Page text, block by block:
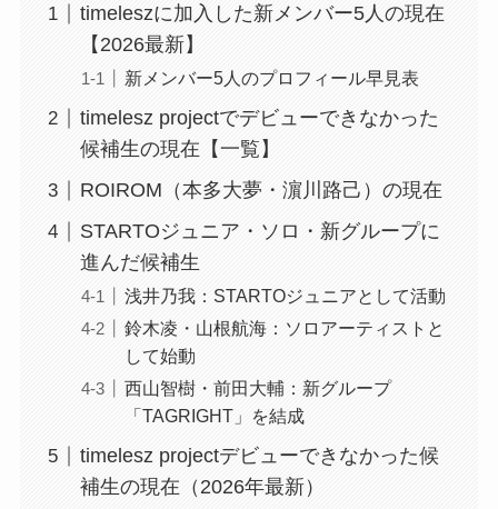
timeleszに加入した新メンバー5人の現在
【2026最新】
新メンバー5人のプロフィール早見表
timelesz projectでデビューできなかった
候補生の現在【一覧】
ROIROM（本多大夢・濵川路己）の現在
STARTOジュニア・ソロ・新グループに
進んだ候補生
浅井乃我：STARTOジュニアとして活動
鈴木凌・山根航海：ソロアーティストと
して始動
西山智樹・前田大輔：新グループ
「TAGRIGHT」を結成
timelesz projectデビューできなかった候
補生の現在（2026年最新）